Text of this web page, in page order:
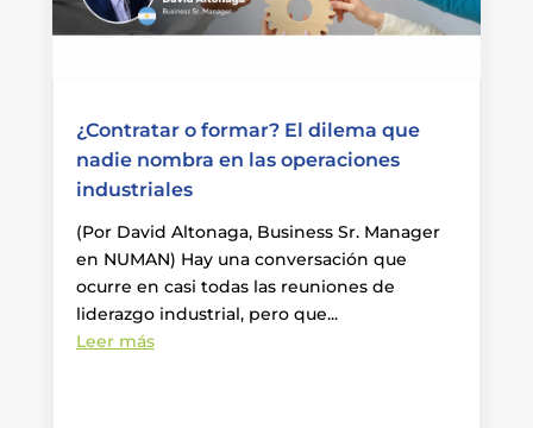
¿Contratar o formar? El dilema que
nadie nombra en las operaciones
industriales
(Por David Altonaga, Business Sr. Manager
en NUMAN) Hay una conversación que
ocurre en casi todas las reuniones de
liderazgo industrial, pero que...
Leer más